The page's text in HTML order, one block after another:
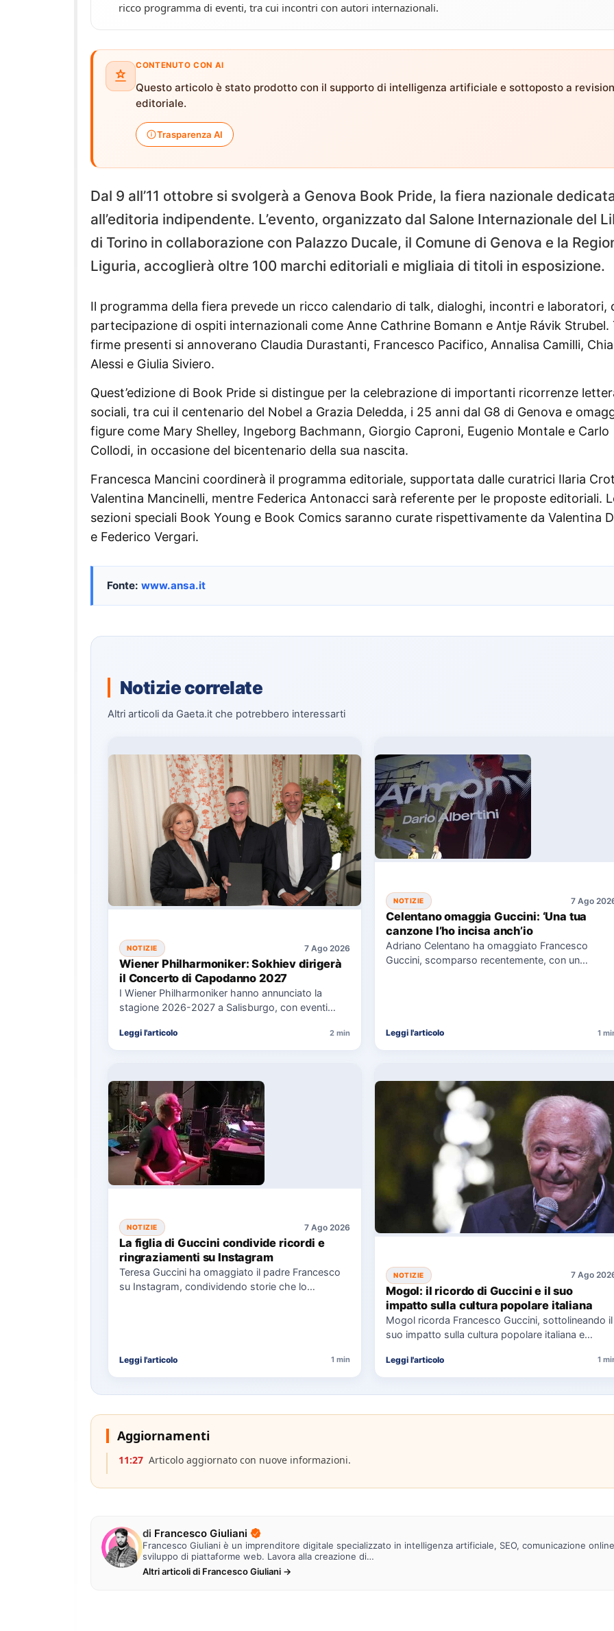
ricco programma di eventi, tra cui incontri con autori internazionali.
CONTENUTO CON AI
Questo articolo è stato prodotto con il supporto di intelligenza artificiale e sottoposto a
editoriale.
Trasparenza AI
Dal 9 all’11 ottobre si svolgerà a Genova Book Pride, la fiera nazionale
all’editoria indipendente. L’evento, organizzato dal Salone Internazionale del
di Torino in collaborazione con Palazzo Ducale, il Comune di Genova e la
Liguria, accoglierà oltre 100 marchi editoriali e migliaia di titoli in esposizione.
Il programma della fiera prevede un ricco calendario di talk, dialoghi, incontri e laboratori,
partecipazione di ospiti internazionali come Anne Cathrine Bomann e Antje Rávik Strubel.
firme presenti si annoverano Claudia Durastanti, Francesco Pacifico, Annalisa Camilli,
Alessi e Giulia Siviero.
Quest’edizione di Book Pride si distingue per la celebrazione di importanti ricorrenze
sociali, tra cui il centenario del Nobel a Grazia Deledda, i 25 anni dal G8 di Genova e
figure come Mary Shelley, Ingeborg Bachmann, Giorgio Caproni, Eugenio Montale e Carlo
Collodi, in occasione del bicentenario della sua nascita.
Francesca Mancini coordinerà il programma editoriale, supportata dalle curatrici Ilaria
Valentina Mancinelli, mentre Federica Antonacci sarà referente per le proposte editoriali.
sezioni speciali Book Young e Book Comics saranno curate rispettivamente da Valentina
e Federico Vergari.
Fonte: www.ansa.it
Notizie correlate
Altri articoli da Gaeta.it che potrebbero interessarti
NOTIZIE 7 Ago 2026
Wiener Philharmoniker: Sokhiev dirigerà
il Concerto di Capodanno 2027
I Wiener Philharmoniker hanno annunciato la
stagione 2026-2027 a Salisburgo, con eventi
Leggi l'articolo 2 min
NOTIZIE 7 Ago
Celentano omaggia Guccini: ‘Una tua
canzone l’ho incisa anch’io
Adriano Celentano ha omaggiato Francesco
Guccini, scomparso recentemente, con un
Leggi l'articolo 1
NOTIZIE 7 Ago 2026
La figlia di Guccini condivide ricordi e
ringraziamenti su Instagram
Teresa Guccini ha omaggiato il padre Francesco
su Instagram, condividendo storie che lo
Leggi l'articolo 1 min
NOTIZIE 7 Ago
Mogol: il ricordo di Guccini e il suo
impatto sulla cultura popolare italiana
Mogol ricorda Francesco Guccini, sottolineando il
suo impatto sulla cultura popolare italiana e
Leggi l'articolo 1
Aggiornamenti
11:27 Articolo aggiornato con nuove informazioni.
di Francesco Giuliani
Francesco Giuliani è un imprenditore digitale specializzato in intelligenza artificiale, SEO, comunicazione
sviluppo di piattaforme web. Lavora alla creazione di…
Altri articoli di Francesco Giuliani →